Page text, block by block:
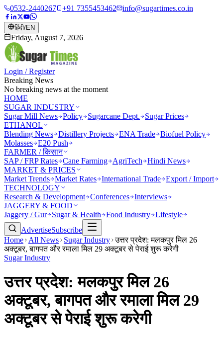
0532-2440267 +91 7355453462 info@sugartimes.co.in
हिंदी/EN
Friday, August 7, 2026
Login / Register
Breaking News
No breaking news at the moment
HOME
SUGAR INDUSTRY
Sugar Mill News Policy Sugarcane Dept.
Sugar Prices
ETHANOL
Blending News Distillery Projects ENA Trade Biofuel Policy
Molasses E20 Push
FARMER / किसान
SAP / FRP Rates Cane Farming AgriTech
Hindi News
MARKET & PRICES
Market Trends Market Rates International Trade Export / Import
TECHNOLOGY
Research & Development Conferences Interviews
JAGGERY & FOOD
Jaggery / Gur
Sugar & Health Food Industry Lifestyle
AdvertiseSubscribe
Home
All News Sugar Industry उत्तर प्रदेश: मलकपुर मिल 26
अक्टूबर, बागपत और रमाला मिल 29 अक्टूबर से पेराई शुरू करेगी
Sugar Industry
उत्तर प्रदेश: मलकपुर मिल 26
अक्टूबर, बागपत और रमाला मिल 29
अक्टूबर से पेराई शुरू करेगी